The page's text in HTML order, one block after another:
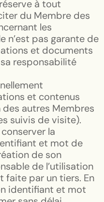
à tout
du Membre des
les
n’est pas garante de
et documents
responsabilité
et contenus
autres Membres
suivis de visite).
la
et mot de
de son
de l’utilisation
faite par un tiers. En
identifiant et mot